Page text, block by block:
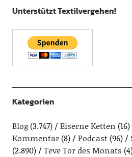
Unterstützt Textilvergehen!
Kategorien
Blog(3.747) Eiserne Ketten (16)
Kommentar(8) Podcast(96)
(2.890)
Teve Tor des Monats